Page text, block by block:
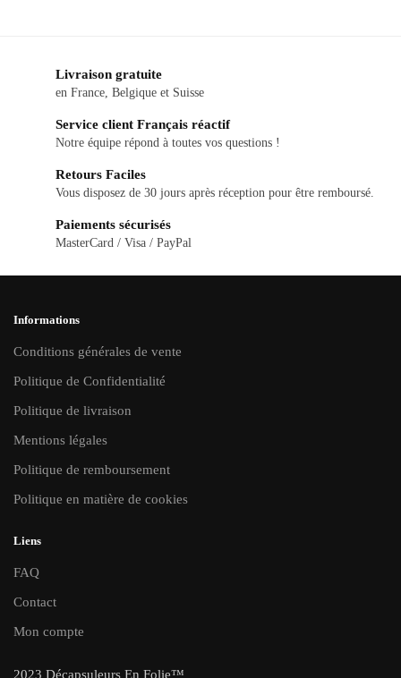
Livraison gratuite
en France, Belgique et Suisse
Service client Français réactif
Notre équipe répond à toutes vos questions !
Retours Faciles
Vous disposez de 30 jours après réception pour être remboursé.
Paiements sécurisés
MasterCard / Visa / PayPal
Informations
Conditions générales de vente
Politique de Confidentialité
Politique de livraison
Mentions légales
Politique de remboursement
Politique en matière de cookies
Liens
FAQ
Contact
Mon compte
2023 Décapsuleurs En Folie™